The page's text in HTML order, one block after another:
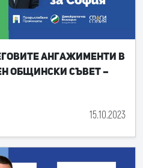
ангажименти в
общински съвет –
15.10.2023